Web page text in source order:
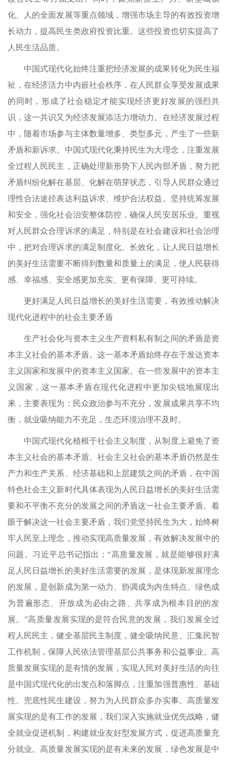
化、人的全面发展等重点领域，增强市场主导的有效投资增
长动力，提高民生类政府投资比重。这些投资也切实提高了
人民生活品质。
中国式现代化始终注重把经济发展的成果转化为民生福
祉，在经济活力中内嵌社会秩序，在人民群众享受发展成果
的同时，形成了社会稳定才能实现经济更好发展的强烈共
识，这一共识又为经济发展添活力增动力。在经济发展过程
中，随着市场参与主体数量增多、类型多元，产生了一些新
矛盾和新诉求。中国式现代化秉持民生为大理念，注重发展
全过程人民民主，正确处理新形势下人民内部矛盾，努力把
矛盾纠纷化解在基层、化解在萌芽状态，引导人民群众通过
理性合法途径表达利益诉求、维护合法权益。坚持统筹发展
和安全，强化社会治安整体防控，确保人民安居乐业。重视
对人民群众合理诉求的满足，特别是在社会建设和社会治理
中，把对合理诉求的满足制度化、长效化，让人民日益增长
的美好生活需要不断得到数量和质量上的满足，使人民获得
感、幸福感、安全感更加充实、更有保障、更可持续。
更好满足人民日益增长的美好生活需要，有效推动解决
现代化进程中的社会主要矛盾
生产社会化与资本主义生产资料私有制之间的矛盾是资
本主义社会的基本矛盾。这一基本矛盾始终存在于发达资本
主义国家和发展中的资本主义国家。在一些发展中的资本主
义国家，这一基本矛盾在现代化进程中更加尖锐地展现出
来，主要表现为：民众政治参与不充分，发展成果共享不均
衡，就业吸纳能力不充足，生态环境治理不及时。
中国式现代化植根于社会主义制度，从制度上避免了资
本主义社会的基本矛盾。社会主义社会的基本矛盾仍然是生
产力和生产关系、经济基础和上层建筑之间的矛盾，在中国
特色社会主义新时代具体表现为人民日益增长的美好生活需
要和不平衡不充分的发展之间的矛盾这一社会主要矛盾。着
眼于解决这一社会主要矛盾，我们党坚持民生为大，始终树
牢人民至上理念，推动实现高质量发展，有效解决发展中的
问题。习近平总书记指出：“高质量发展，就是能够很好满
足人民日益增长的美好生活需要的发展，是体现新发展理念
的发展，是创新成为第一动力、协调成为内生特点、绿色成
为普遍形态、开放成为必由之路、共享成为根本目的的发
展。”高质量发展实现的是符合民意的发展，我们发展全过
程人民民主，健全基层民主制度，健全吸纳民意、汇集民智
工作机制，保障人民依法管理基层公共事务和公益事业。高
质量发展实现的是有情的发展，实现人民对美好生活的向往
是中国式现代化的出发点和落脚点，注重加强普惠性、基础
性、兜底性民生建设，努力为人民群众多办实事。高质量发
展实现的是有工作的发展，我们深入实施就业优先战略，健
全就业促进机制，构建就业友好型发展方式，促进高质量充
分就业。高质量发展实现的是有未来的发展，绿色发展是中